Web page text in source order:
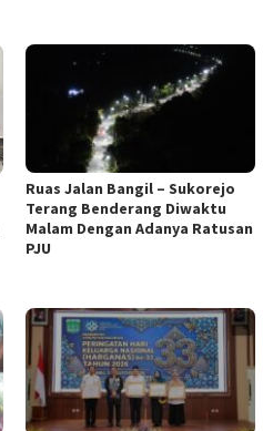
Ruas Jalan Bangil – Sukorejo
Terang Benderang Diwaktu
Malam Dengan Adanya Ratusan
PJU